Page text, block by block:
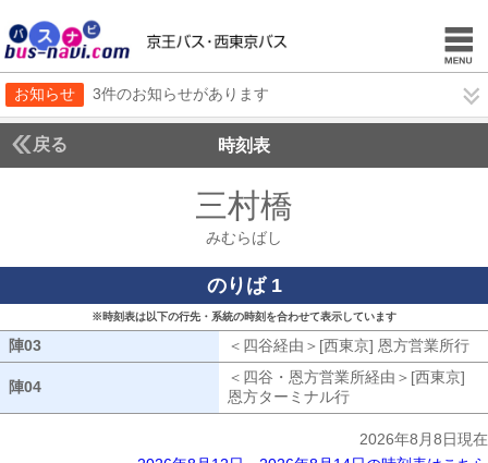
お知らせ 3件のお知らせがあります
戻る 時刻表
三村橋
みむらばし
のりば 1
※時刻表は以下の行先・系統の時刻を合わせて表示しています
陣03 ＜四谷経由＞[西東京] 恩方営業所行
陣04
＜四谷・恩方営業所経由＞[西東京]
恩方ターミナル行
2026年8月8日現在